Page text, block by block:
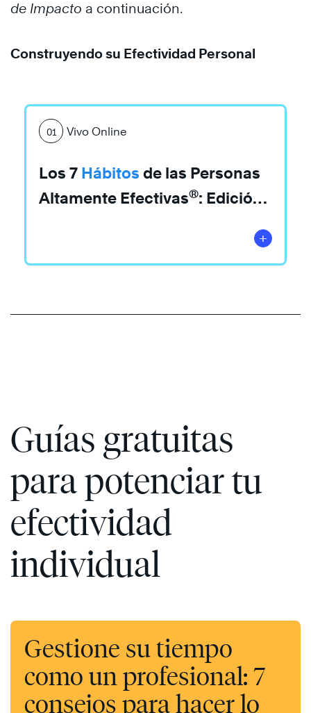
de Impacto a continuación.
Construyendo su Efectividad Personal
01 Vivo Online
Los 7 Hábitos de las Personas
Altamente Efectivas®: Edición
+
Guías gratuitas
para potenciar tu
efectividad
individual
Gestione su tiempo
como un profesional: 7
consejos para hacer lo